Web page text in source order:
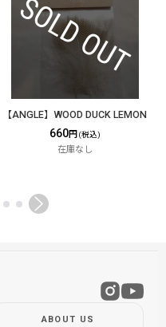
【ANGLE】WOOD DUCK LEMON
660円 (税込)
在庫なし
ABOUT US